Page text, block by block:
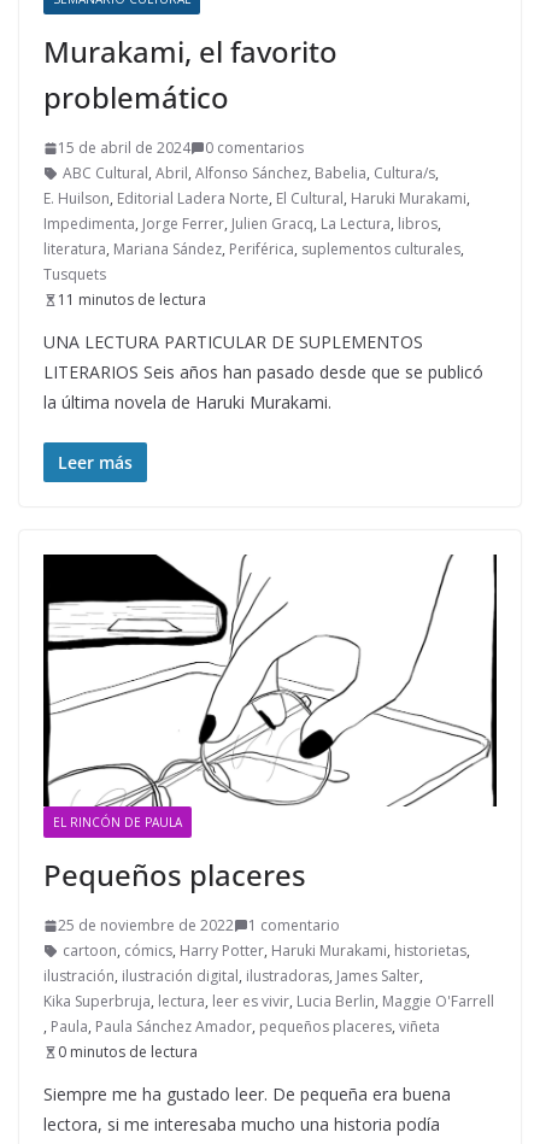
Murakami, el favorito
problemático
15 de abril de 2024
0 comentarios
ABC Cultural, Abril, Alfonso Sánchez, Babelia, Cultura/s,
E. Huilson, Editorial Ladera Norte, El Cultural, Haruki Murakami,
Impedimenta, Jorge Ferrer, Julien Gracq, La Lectura, libros,
literatura, Mariana Sández, Periférica, suplementos culturales,
Tusquets
11 minutos de lectura
UNA LECTURA PARTICULAR DE SUPLEMENTOS
LITERARIOS Seis años han pasado desde que se publicó
la última novela de Haruki Murakami.
Leer más
EL RINCÓN DE PAULA
Pequeños placeres
25 de noviembre de 2022
1 comentario
cartoon, cómics, Harry Potter, Haruki Murakami, historietas,
ilustración, ilustración digital, ilustradoras, James Salter,
Kika Superbruja, lectura, leer es vivir, Lucia Berlin, Maggie O'Farrell
, Paula, Paula Sánchez Amador, pequeños placeres, viñeta
0 minutos de lectura
Siempre me ha gustado leer. De pequeña era buena
lectora, si me interesaba mucho una historia podía